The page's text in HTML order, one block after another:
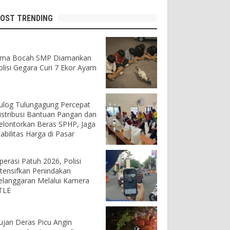
TRENDING
Bocah SMP Diamankan
Gegara Curi 7 Ekor Ayam
Tulungagung Percepat
Bantuan Pangan dan
Beras SPHP, Jaga
Harga di Pasar
Patuh 2026, Polisi
Penindakan
Melalui Kamera
Deras Picu Angin